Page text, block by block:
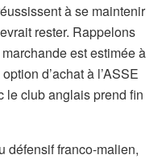
à se maintenir
rester. Rappelons
est estimée à
d’achat à l’ASSE
le club anglais prend fin
défensif franco-malien,